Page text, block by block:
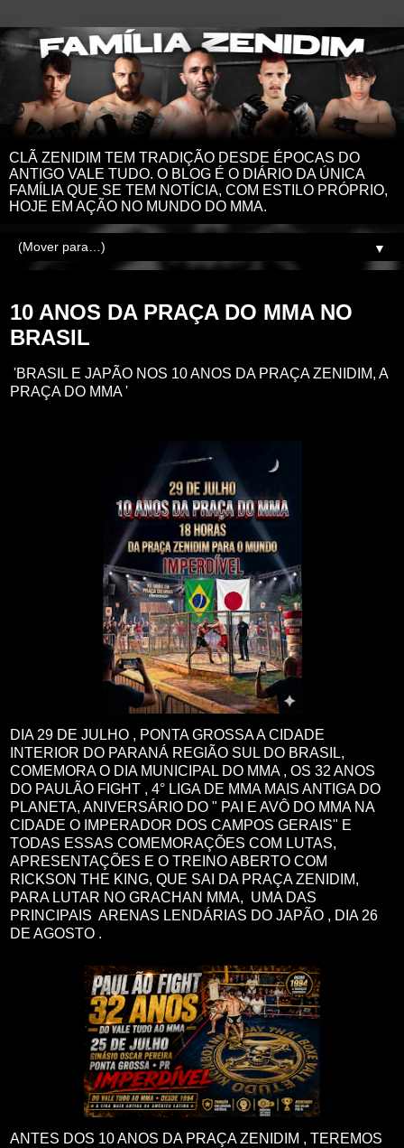
CLÃ ZENIDIM TEM TRADIÇÃO DESDE ÉPOCAS DO
ANTIGO VALE TUDO. O BLOG É O DIÁRIO DA ÚNICA
FAMÍLIA QUE SE TEM NOTÍCIA, COM ESTILO PRÓPRIO,
HOJE EM AÇÃO NO MUNDO DO MMA.
▼
10 ANOS DA PRAÇA DO MMA NO
BRASIL
'BRASIL E JAPÃO NOS 10 ANOS DA PRAÇA ZENIDIM, A
PRAÇA DO MMA '
DIA 29 DE JULHO , PONTA GROSSA A CIDADE
INTERIOR DO PARANÁ REGIÃO SUL DO BRASIL,
COMEMORA O DIA MUNICIPAL DO MMA , OS 32 ANOS
DO PAULÃO FIGHT , 4° LIGA DE MMA MAIS ANTIGA DO
PLANETA, ANIVERSÁRIO DO " PAI E AVÔ DO MMA NA
CIDADE O IMPERADOR DOS CAMPOS GERAIS" E
TODAS ESSAS COMEMORAÇÕES COM LUTAS,
APRESENTAÇÕES E O TREINO ABERTO COM
RICKSON THE KING, QUE SAI DA PRAÇA ZENIDIM,
PARA LUTAR NO GRACHAN MMA, UMA DAS
PRINCIPAIS ARENAS LENDÁRIAS DO JAPÃO , DIA 26
DE AGOSTO .
ANTES DOS 10 ANOS DA PRAÇA ZENIDIM , TEREMOS